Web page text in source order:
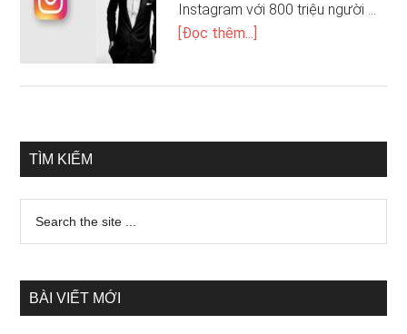
Instagram với 800 triệu người …
[Đọc thêm...]
TÌM KIẾM
BÀI VIẾT MỚI